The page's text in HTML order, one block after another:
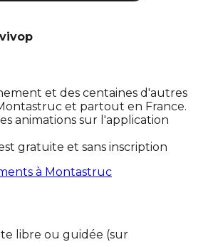
et des centaines d'autres
et partout en France.
animations sur l'application
gratuite et sans inscription
à Montastruc
libre ou guidée (sur